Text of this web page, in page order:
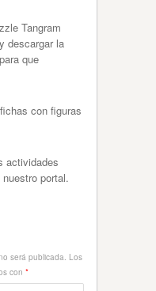
Tangram
descargar la
que
con figuras
actividades
portal.
será publicada. Los
con *